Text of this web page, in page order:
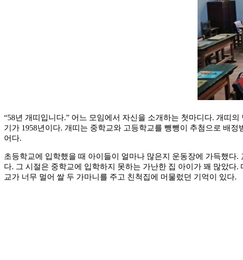
“58년 개띠입니다.” 어느 모임에서 자신을 소개하는 첫마디다. 개띠
기가 1958년이다. 개띠는 중학교와 고등학교를 뺑뺑이 추첨으로 배
어다.
초등학교에 입학했을 때 아이들이 얼마나 많은지 운동장에 가득했다
다. 그 시절은 중학교에 입학하지 못하는 가난한 집 아이가 꽤 많았
교가 너무 멀어 쌀 두 가마니를 주고 친척집에 머물렀던 기억이 있다.